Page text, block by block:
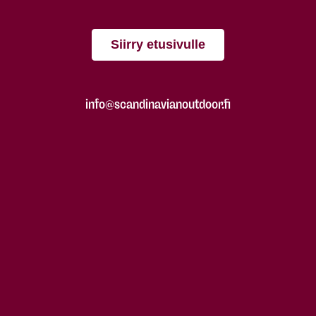
Siirry etusivulle
info@scandinavianoutdoor.fi